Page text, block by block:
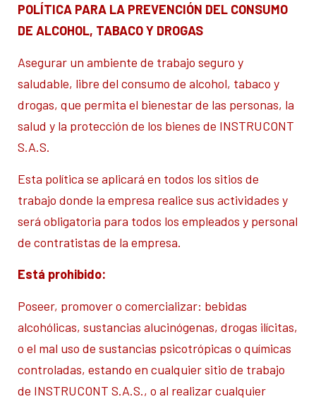
POLÍTICA PARA LA PREVENCIÓN DEL CONSUMO
DE ALCOHOL, TABACO Y DROGAS
Asegurar un ambiente de trabajo seguro y
saludable, libre del consumo de alcohol, tabaco y
drogas, que permita el bienestar de las personas, la
salud y la protección de los bienes de INSTRUCONT
S.A.S.
Esta política se aplicará en todos los sitios de
trabajo donde la empresa realice sus actividades y
será obligatoria para todos los empleados y personal
de contratistas de la empresa.
Está prohibido:
Poseer, promover o comercializar: bebidas
alcohólicas, sustancias alucinógenas, drogas ilícitas,
o el mal uso de sustancias psicotrópicas o químicas
controladas, estando en cualquier sitio de trabajo
de INSTRUCONT S.A.S., o al realizar cualquier